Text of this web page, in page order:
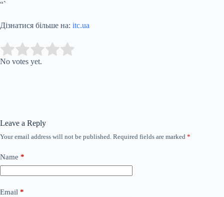
“`
Дізнатися більше на: itc.ua
Rate this item:
No votes yet.
Leave a Reply
Your email address will not be published. Required fields are marked *
Name *
Email *